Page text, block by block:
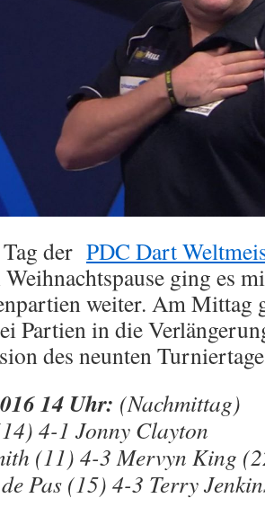
der PDC Dart
ging es
weiter. Am Mittag
Partien in die
des neunten
14 Uhr: (Nachmittag)
4-1 Jonny Clayton
(11) 4-3 Mervyn King
Pas (15) 4-3 Terry